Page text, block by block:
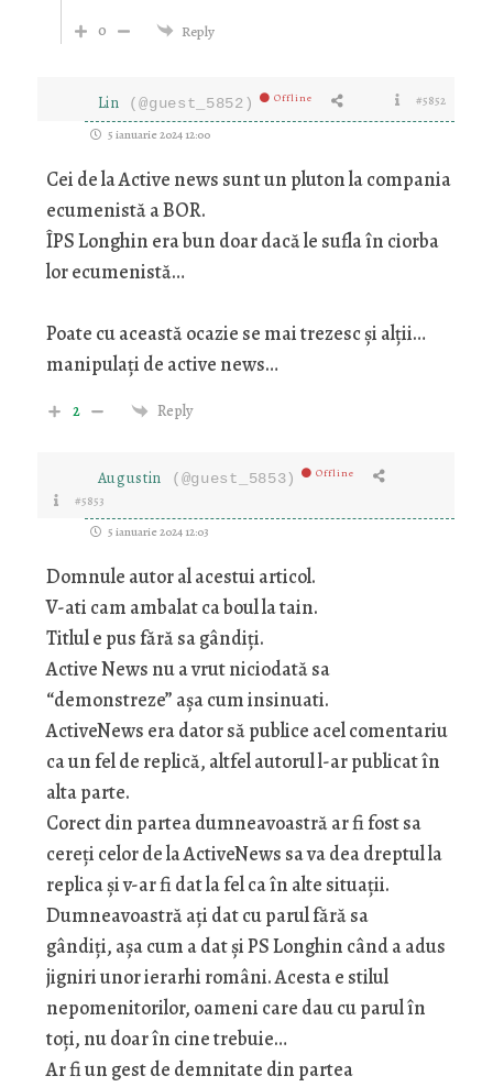
0
Reply
Lin (@guest_5852) Offline #5852
5 ianuarie 2024 12:00
Cei de la Active news sunt un pluton la compania
ecumenistă a BOR.
ÎPS Longhin era bun doar dacă le sufla în ciorba
lor ecumenistă…
Poate cu această ocazie se mai trezesc şi alții…
manipulați de active news…
2 Reply
Augustin (@guest_5853) Offline
#5853
5 ianuarie 2024 12:03
Domnule autor al acestui articol.
V-ati cam ambalat ca boul la tain.
Titlul e pus fără sa gândiți.
Active News nu a vrut niciodată sa
“demonstreze” așa cum insinuati.
ActiveNews era dator să publice acel comentariu
ca un fel de replică, altfel autorul l-ar publicat în
alta parte.
Corect din partea dumneavoastră ar fi fost sa
cereți celor de la ActiveNews sa va dea dreptul la
replica și v-ar fi dat la fel ca în alte situații.
Dumneavoastră ați dat cu parul fără sa
gândiți, așa cum a dat și PS Longhin când a adus
jigniri unor ierarhi români. Acesta e stilul
nepomenitorilor, oameni care dau cu parul în
toți, nu doar în cine trebuie…
Ar fi un gest de demnitate din partea